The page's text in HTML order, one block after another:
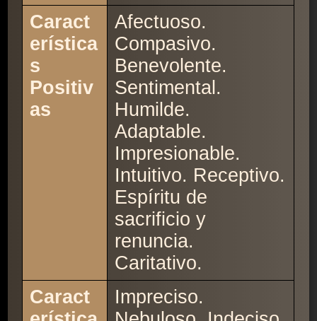
Caract
erística
s
Positiv
as
Afectuoso.
Compasivo.
Benevolente.
Sentimental.
Humilde.
Adaptable.
Impresionable.
Intuitivo. Receptivo.
Espíritu de
sacrificio y
renuncia.
Caritativo.
Caract
Impreciso.